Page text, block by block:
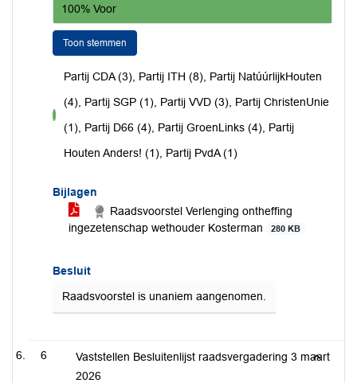
100% Voor
Toon stemmen
voor
Partij CDA (3), Partij ITH (8), Partij NatúúrlijkHouten
(4), Partij SGP (1), Partij VVD (3), Partij ChristenUnie
(1), Partij D66 (4), Partij GroenLinks (4), Partij
Houten Anders! (1), Partij PvdA (1)
Bijlagen
Raadsvoorstel Verlenging ontheffing
ingezetenschap wethouder Kosterman
280 KB
Besluit
Raadsvoorstel is unaniem aangenomen.
6
Vaststellen Besluitenlijst raadsvergadering 3 maart
2026